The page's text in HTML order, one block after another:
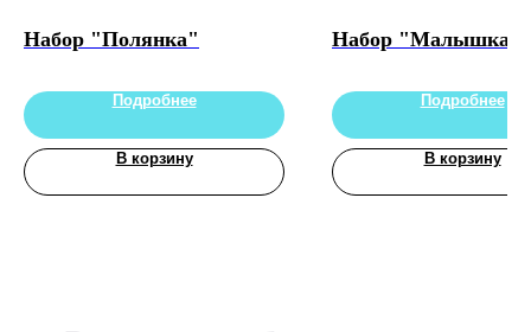
Набор "Полянка"
Подробнее
В корзину
Набор "Малышка"
Подробнее
В корзину